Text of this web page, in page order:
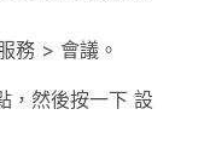
務 > 會議 。
，然後按一下 設